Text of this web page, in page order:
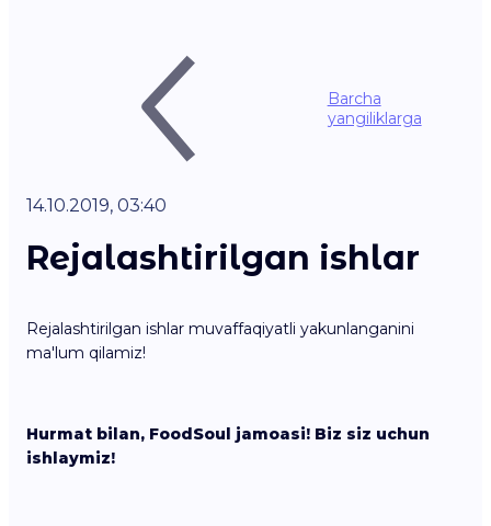
Barcha
yangiliklarga
14.10.2019, 03:40
Rejalashtirilgan ishlar
Rejalashtirilgan ishlar muvaffaqiyatli yakunlanganini
ma'lum qilamiz!
Hurmat bilan, FoodSoul jamoasi! Biz siz uchun
ishlaymiz!